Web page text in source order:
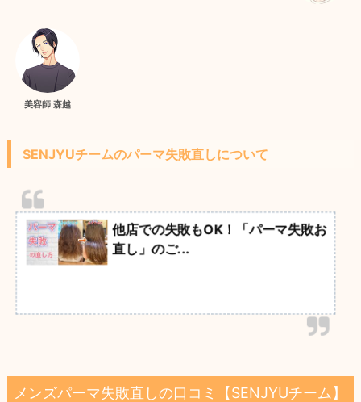
美容師 森越
SENJYUチームのパーマ失敗直しについて
他店での失敗もOK！「パーマ失敗お
直し」のご...
メンズパーマ失敗直しの口コミ【SENJYUチーム】